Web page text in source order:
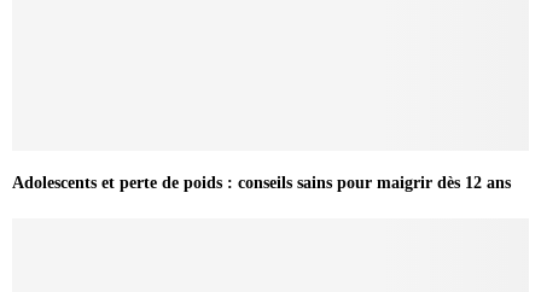
Adolescents et perte de poids : conseils sains pour maigrir dès 12 ans